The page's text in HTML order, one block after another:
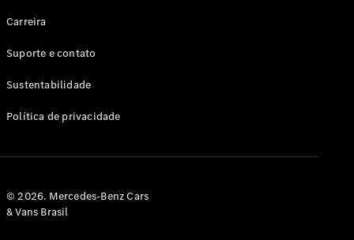
Configurador
Showroom
Configurador
Test drive
Carreira
Suporte e contato
Sustentabilidade
Política de privacidade
© 2026. Mercedes-Benz Cars
& Vans Brasil